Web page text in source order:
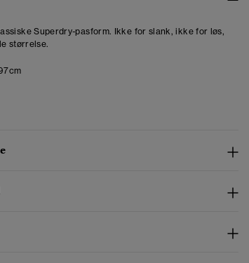
Superdry-pasform. Ikke for slank, ikke for løs,
størrelse.